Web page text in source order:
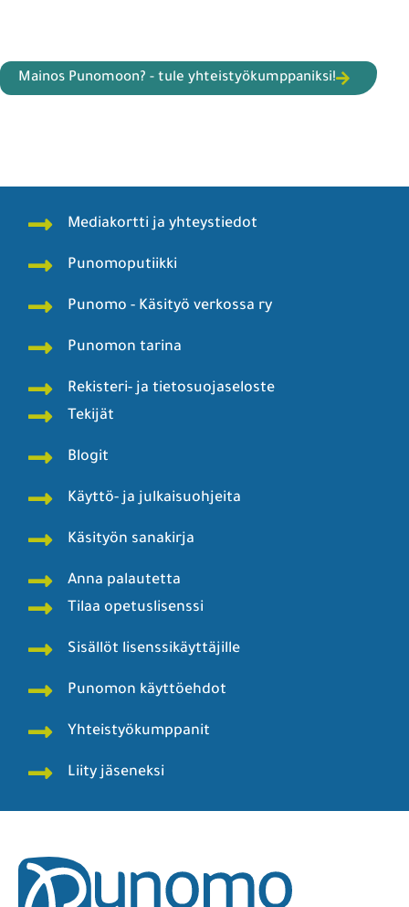
Mainos Punomoon? - tule yhteistyökumppaniksi!
Mediakortti ja yhteystiedot
Punomoputiikki
Punomo - Käsityö verkossa ry
Punomon tarina
Rekisteri- ja tietosuojaseloste
Tekijät
Blogit
Käyttö- ja julkaisuohjeita
Käsityön sanakirja
Anna palautetta
Tilaa opetuslisenssi
Sisällöt lisenssikäyttäjille
Punomon käyttöehdot
Yhteistyökumppanit
Liity jäseneksi